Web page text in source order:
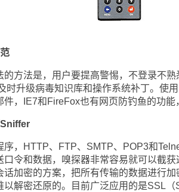
法是，用户要提高警惕，不登录不熟
时升级病毒知识库和操作系统补丁。使
，IE7和FireFox也有网页防钓鱼的功能
HTTP、FTP、SMTP、POP3和
口令和数据，嗅探器非常容易就可以截
加密的方案，把所有传输的数据进行加
以解密还原的。目前广泛应用的是SSL